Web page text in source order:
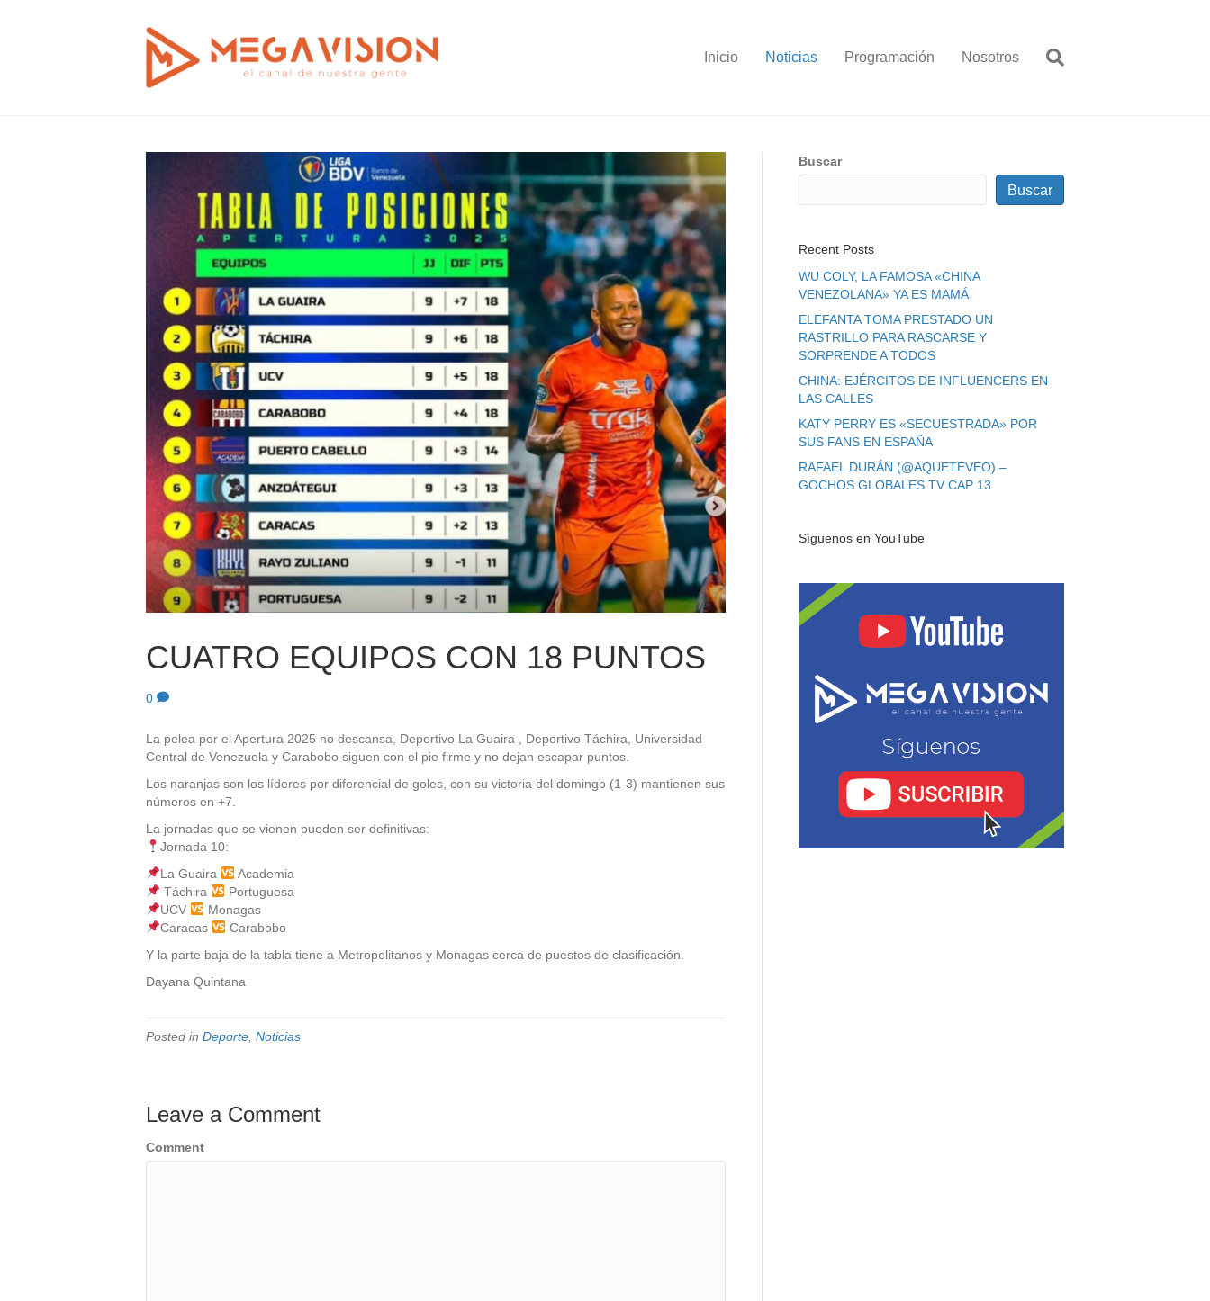
Inicio Noticias Programación Nosotros
CUATRO EQUIPOS CON 18 PUNTOS
0
La pelea por el Apertura 2025 no descansa, Deportivo La Guaira , Deportivo Táchira, Universidad
Central de Venezuela y Carabobo siguen con el pie firme y no dejan escapar puntos.
Los naranjas son los líderes por diferencial de goles, con su victoria del domingo (1-3) mantienen sus
números en +7.
La jornadas que se vienen pueden ser definitivas:
Jornada 10:
La Guaira
Academia
Táchira
Portuguesa
UCV
Monagas
Caracas
Carabobo
Y la parte baja de la tabla tiene a Metropolitanos y Monagas cerca de puestos de clasificación.
Dayana Quintana
Posted in Deporte Noticias
Leave a Comment
Comment
Buscar
Buscar
Recent Posts
WU COLY, LA FAMOSA «CHINA
VENEZOLANA» YA ES MAMÁ
ELEFANTA TOMA PRESTADO UN
RASTRILLO PARA RASCARSE Y
SORPRENDE A TODOS
CHINA: EJÉRCITOS DE INFLUENCERS EN
LAS CALLES
KATY PERRY ES «SECUESTRADA» POR
SUS FANS EN ESPAÑA
RAFAEL DURÁN (@AQUETEVEO) –
GOCHOS GLOBALES TV CAP 13
Síguenos en YouTube